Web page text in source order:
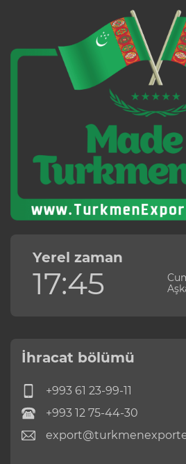
Yerel zaman
17:45
İhracat bölümü
+993 61 23-99-11
+993 12 75-44-30